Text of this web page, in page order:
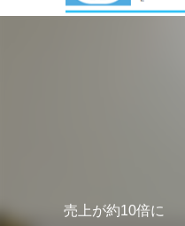
売上が約10倍に